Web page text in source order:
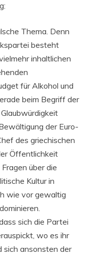
Thema. Denn
besteht
inhaltlichen
für Alkohol und
beim Begriff der
der Euro-
des griechischen
Öffentlichkeit
über die
Kultur in
wie vor gewaltig
sich die Partei
wo es ihr
sich ansonsten der